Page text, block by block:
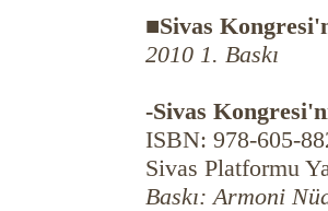
■Sivas
2010 1. Baskı
-Sivas
ISBN: 978-605-
Sivas Platformu
Baskı: Armoni